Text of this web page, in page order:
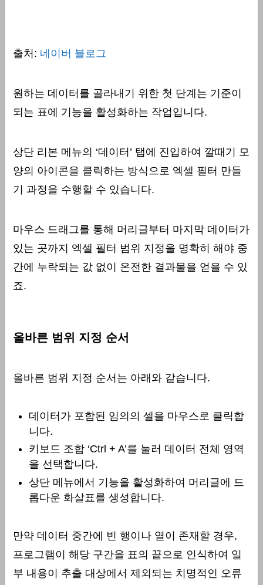
출처: 네이버 블로그
원하는 데이터를 골라내기 위한 첫 단계는 기준이
되는 표에 기능을 활성화하는 작업입니다.
상단 리본 메뉴의 ‘데이터’ 탭에 진입하여 깔때기 모
양의 아이콘을 클릭하는 방식으로 엑셀 필터 만들
기 과정을 수행할 수 있습니다.
마우스 드래그를 통해 머리글부터 마지막 데이터가
있는 곳까지 엑셀 필터 범위 지정을 명확히 해야 중
간에 누락되는 값 없이 온전한 결과물을 얻을 수 있
죠.
올바른 범위 지정 순서
올바른 범위 지정 순서는 아래와 같습니다.
데이터가 포함된 임의의 셀을 마우스로 클릭합
니다.
키보드 조합 ‘Ctrl + A’를 눌러 데이터 전체 영역
을 선택합니다.
상단 메뉴에서 기능을 활성화하여 머리글에 드
롭다운 화살표를 생성합니다.
만약 데이터 중간에 빈 행이나 열이 존재할 경우,
프로그램이 해당 구간을 표의 끝으로 인식하여 일
부 내용이 추출 대상에서 제외되는 치명적인 오류